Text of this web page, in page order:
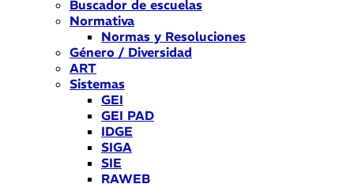
Buscador de escuelas
Normativa
Normas y Resoluciones
Género / Diversidad
ART
Sistemas
GEI
GEI PAD
IDGE
SIGA
SIE
RAWEB